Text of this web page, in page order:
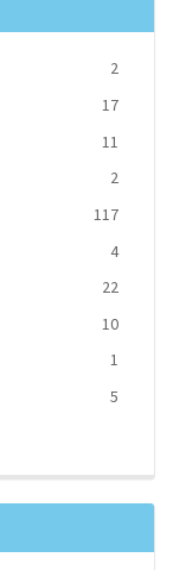
2
17
11
2
117
4
22
10
1
5